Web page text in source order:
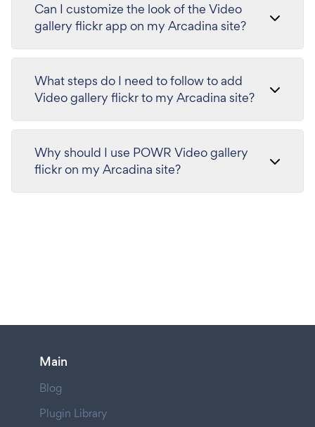
Can I customize the look of the Video
gallery flickr app on my Arcadina site?
What steps do I need to follow to add
Video gallery flickr to my Arcadina site?
Why should I use POWR Video gallery
flickr on my Arcadina site?
Main
Blog
Plugin Library